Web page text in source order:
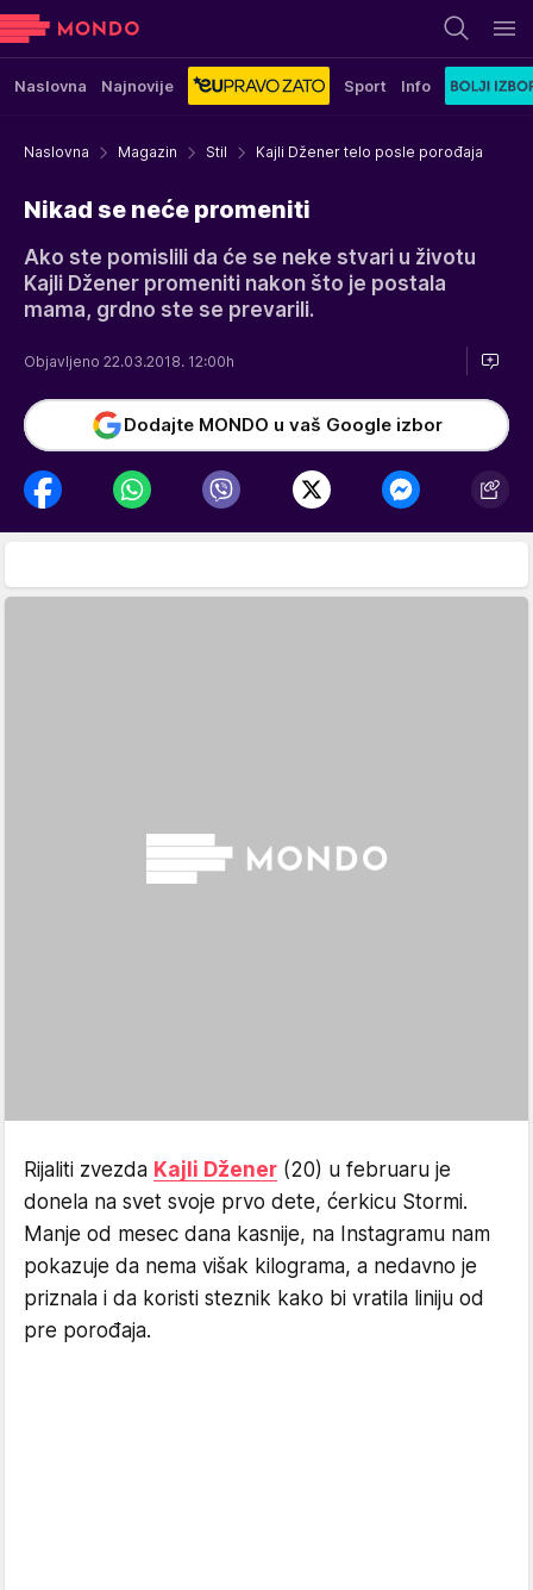
Naslovna Najnovije Sport Info
Naslovna Magazin Stil Kajli Džener telo posle porođaja
Nikad se neće promeniti
Ako ste pomislili da će se neke stvari u životu
Kajli Džener promeniti nakon što je postala
mama, grdno ste se prevarili.
Objavljeno 22.03.2018. 12:00h
Dodajte MONDO u vaš Google izbor
Rijaliti zvezda Kajli Džener (20) u februaru je
donela na svet svoje prvo dete, ćerkicu Stormi.
Manje od mesec dana kasnije, na Instagramu nam
pokazuje da nema višak kilograma, a nedavno je
priznala i da koristi steznik kako bi vratila liniju od
pre porođaja.